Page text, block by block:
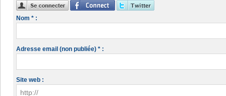
Nom * :
Adresse email (non publiée) * :
Site web :